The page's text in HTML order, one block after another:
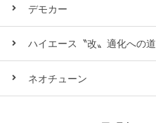
デモカー
ハイエース〝改〟適化への道
ネオチューン